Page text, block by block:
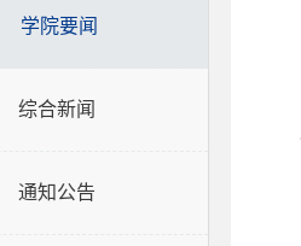
学院要闻
综合新闻
通知公告